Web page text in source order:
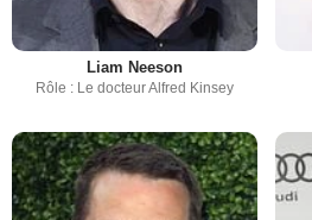
Liam Neeson
Rôle : Le docteur Alfred Kinsey